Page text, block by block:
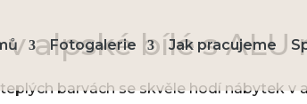
Fotogalerie Jak pracujeme
alpské bílé s ALU
barvách se skvěle hodí nábytek v